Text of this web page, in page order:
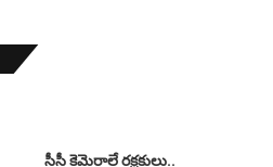
సీసీ కెమెరాలే రక్షకులు..